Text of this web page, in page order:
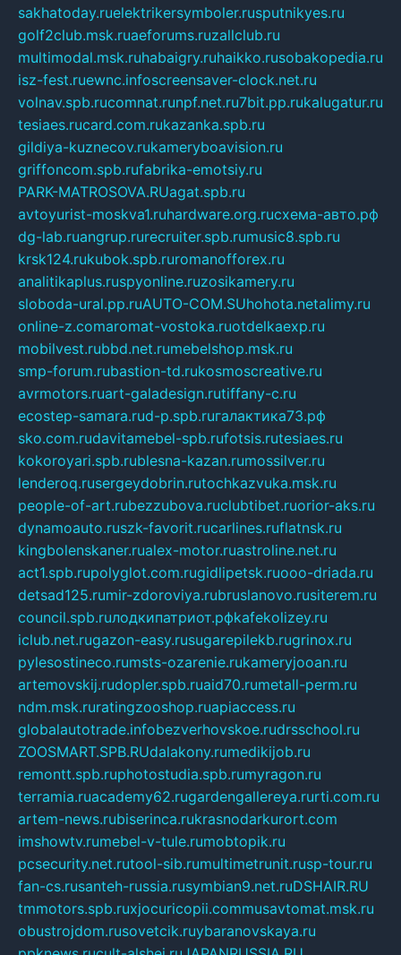
sakhatoday.ruelektrikersymboler.rusputnikyes.ru
golf2club.msk.ruaeforums.ruzallclub.ru
multimodal.msk.ruhabaigry.ruhaikko.rusobakopedia.ru
isz-fest.ruewnc.infoscreensaver-clock.net.ru
volnav.spb.rucomnat.runpf.net.ru7bit.pp.rukalugatur.ru
tesiaes.rucard.com.rukazanka.spb.ru
gildiya-kuznecov.rukameryboavision.ru
griffoncom.spb.rufabrika-emotsiy.ru
PARK-MATROSOVA.RUagat.spb.ru
avtoyurist-moskva1.ruhardware.org.ruсхема-авто.рф
dg-lab.ruangrup.rurecruiter.spb.rumusic8.spb.ru
krsk124.rukubok.spb.ruromanofforex.ru
analitikaplus.ruspyonline.ruzosikamery.ru
sloboda-ural.pp.ruAUTO-COM.SUhohota.netalimy.ru
online-z.comaromat-vostoka.ruotdelkaexp.ru
mobilvest.rubbd.net.rumebelshop.msk.ru
smp-forum.rubastion-td.rukosmoscreative.ru
avrmotors.ruart-galadesign.rutiffany-c.ru
ecostep-samara.rud-p.spb.ruгалактика73.рф
sko.com.rudavitamebel-spb.rufotsis.rutesiaes.ru
kokoroyari.spb.rublesna-kazan.rumossilver.ru
lenderoq.rusergeydobrin.rutochkazvuka.msk.ru
people-of-art.rubezzubova.ruclubtibet.ruorior-aks.ru
dynamoauto.ruszk-favorit.rucarlines.ruflatnsk.ru
kingbolenskaner.rualex-motor.ruastroline.net.ru
act1.spb.rupolyglot.com.rugidlipetsk.ruooo-driada.ru
detsad125.rumir-zdoroviya.rubruslanovo.rusiterem.ru
council.spb.ruлодкипатриот.рфkafekolizey.ru
iclub.net.rugazon-easy.rusugarepilekb.rugrinox.ru
pylesostineco.rumsts-ozarenie.rukameryjooan.ru
artemovskij.rudopler.spb.ruaid70.rumetall-perm.ru
ndm.msk.ruratingzooshop.ruapiaccess.ru
globalautotrade.infobezverhovskoe.rudrsschool.ru
ZOOSMART.SPB.RUdalakony.rumedikijob.ru
remontt.spb.ruphotostudia.spb.rumyragon.ru
terramia.ruacademy62.rugardengallereya.rurti.com.ru
artem-news.rubiserinca.rukrasnodarkurort.com
imshowtv.rumebel-v-tule.rumobtopik.ru
pcsecurity.net.rutool-sib.rumultimetrunit.rusp-tour.ru
fan-cs.rusanteh-russia.rusymbian9.net.ruDSHAIR.RU
tmmotors.spb.ruxjocuricopii.commusavtomat.msk.ru
obustrojdom.rusovetcik.ruybaranovskaya.ru